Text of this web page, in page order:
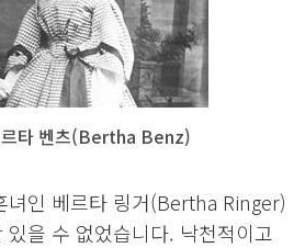
타 벤츠(Bertha Benz)
녀인 베르타 링거(Bertha Ringer)
을 수 없었습니다. 낙천적이고